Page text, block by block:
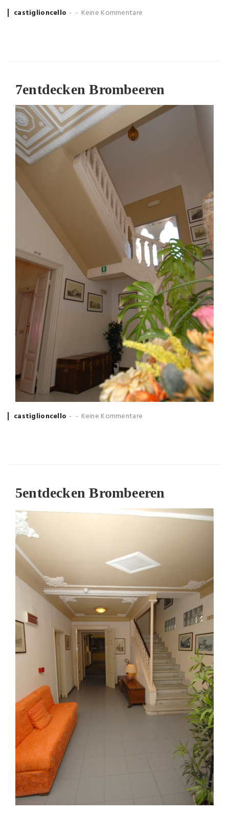
Posted
castiglioncello Keine Kommentare
7entdecken Brombeeren
Posted
castiglioncello Keine Kommentare
5entdecken Brombeeren